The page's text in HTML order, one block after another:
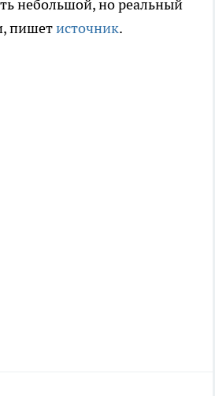
небольшой, но реальный
пишетисточник.